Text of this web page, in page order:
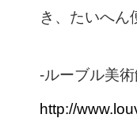
き、たいへん
-ルーブル美術
http://